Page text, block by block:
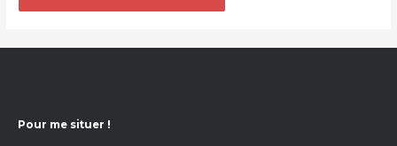
Pour me situer !